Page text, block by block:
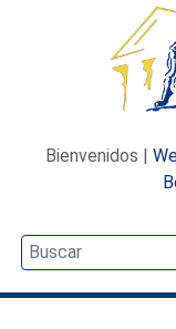
Bienvenidos |